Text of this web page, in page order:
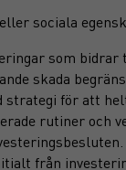
sociala
som
skada
för att
rutiner och
från